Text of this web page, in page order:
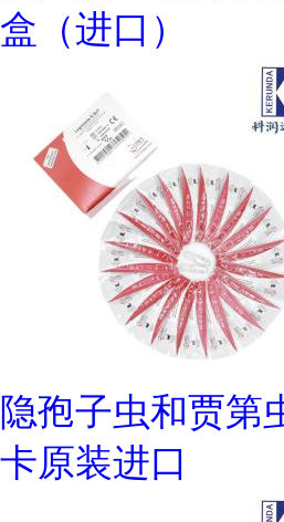
盒（进口）
隐孢子虫和贾第
卡原装进口